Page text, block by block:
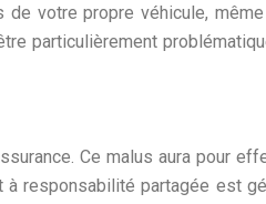
votre propre véhicule,
particulièrement
Ce malus aura pour
responsabilité partagée est